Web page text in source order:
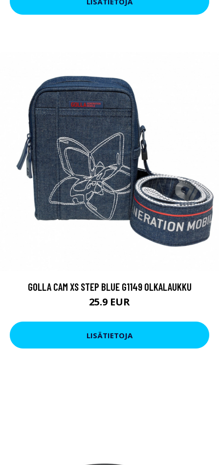
GOLLA CAM XS STEP BLUE G1149 OLKALAUKKU
25.9 EUR
LISÄTIETOJA